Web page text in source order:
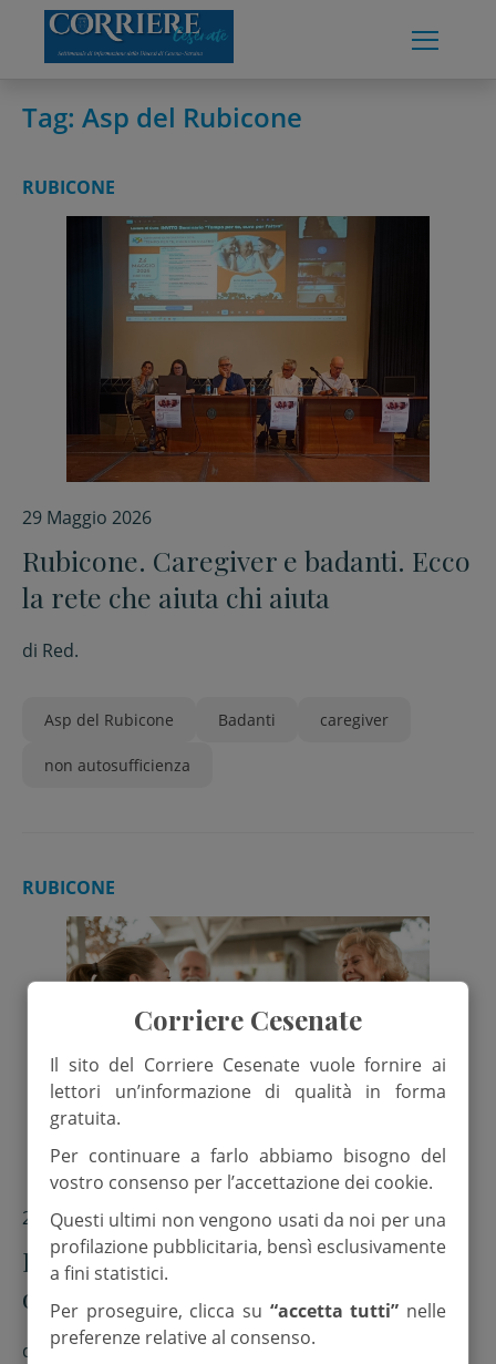
content
Tag: Asp del Rubicone
RUBICONE
29 Maggio 2026
Rubicone. Caregiver e badanti. Ecco
la rete che aiuta chi aiuta
di Red.
Asp del Rubicone Badanti caregiver
non autosufficienza
RUBICONE
21 Febbraio 2026
Rubicone. Concluso “Venere”, 30
ore di sollievo per le famiglie con
Alzheimer
di Red.
Corriere Cesenate
Il sito del Corriere Cesenate vuole fornire ai
lettori un’informazione di qualità in forma
gratuita.
Per continuare a farlo abbiamo bisogno del
vostro consenso per l’accettazione dei cookie.
Questi ultimi non vengono usati da noi per una
profilazione pubblicitaria, bensì esclusivamente
a fini statistici.
Per proseguire, clicca su “accetta tutti” nelle
preferenze relative al consenso.